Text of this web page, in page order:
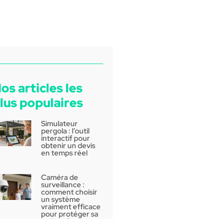
articles les
populaires
Simulateur
pergola : l’outil
interactif pour
obtenir un devis
en temps réel
Caméra de
surveillance :
comment choisir
un système
vraiment efficace
pour protéger sa